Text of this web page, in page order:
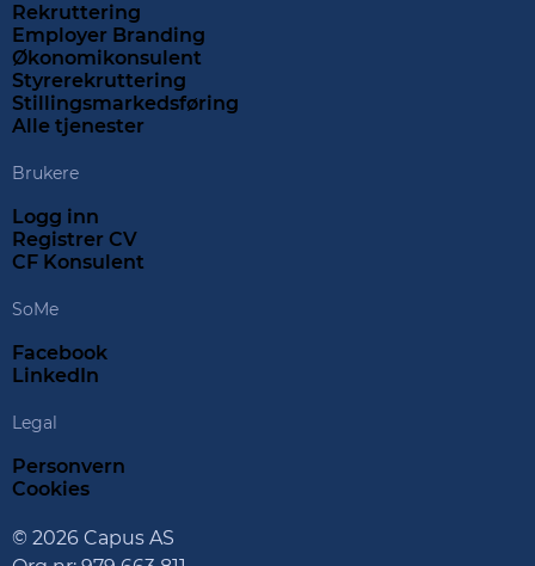
Rekruttering
Employer Branding
Økonomikonsulent
Styrerekruttering
Stillingsmarkedsføring
Alle tjenester
Brukere
Logg inn
Registrer CV
CF Konsulent
SoMe
Facebook
LinkedIn
© 2026 Capus AS
Legal
Personvern
Cookies